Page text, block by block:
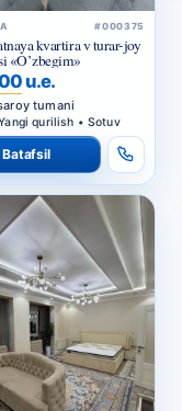
#000375
kvartira v turar-joy
«O’zbegim»
u.e.
tumani
qurilish • Sotuv
Batafsil